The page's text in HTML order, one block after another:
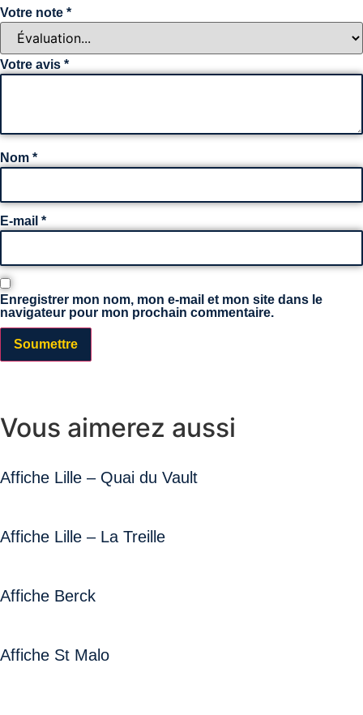
Votre note *
Votre avis *
Nom *
E-mail *
Enregistrer mon nom, mon e-mail et mon site dans le
navigateur pour mon prochain commentaire.
Vous aimerez aussi
Affiche Lille – Quai du Vault
Affiche Lille – La Treille
Affiche Berck
Affiche St Malo